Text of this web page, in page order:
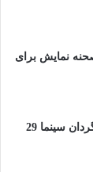
نمایش برای
درگذشت رضا امینیان دستیار کارگردان سینما 29